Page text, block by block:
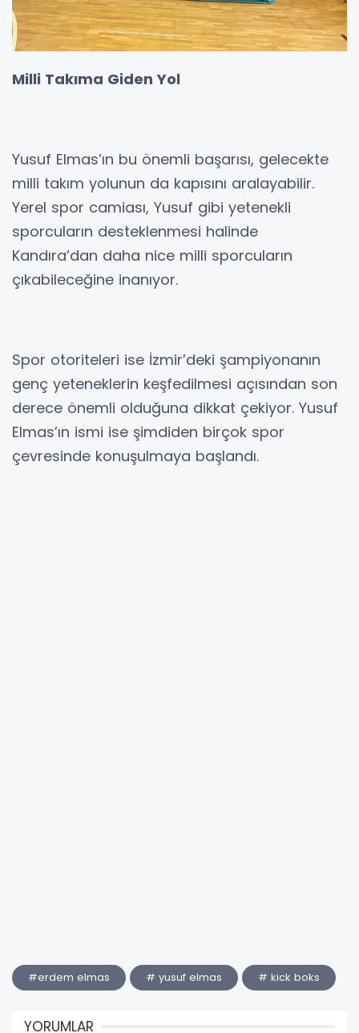
Milli Takıma Giden Yol
Yusuf Elmas’ın bu önemli başarısı, gelecekte
milli takım yolunun da kapısını aralayabilir.
Yerel spor camiası, Yusuf gibi yetenekli
sporcuların desteklenmesi halinde
Kandıra’dan daha nice milli sporcuların
çıkabileceğine inanıyor.
Spor otoriteleri ise İzmir’deki şampiyonanın
genç yeteneklerin keşfedilmesi açısından son
derece önemli olduğuna dikkat çekiyor. Yusuf
Elmas’ın ismi ise şimdiden birçok spor
çevresinde konuşulmaya başlandı.
#erdem elmas # yusuf elmas # kick boks
YORUMLAR